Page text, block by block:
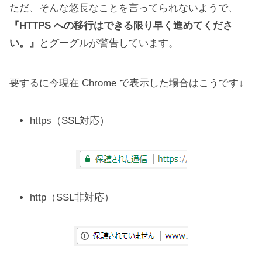
ただ、そんな悠長なことを言ってられないようで、
『HTTPS への移行はできる限り早く進めてくださ
い。』
とグーグルが警告しています。
要するに今現在 Chrome で表示した場合はこうです↓
https（SSL対応）
http（SSL非対応）